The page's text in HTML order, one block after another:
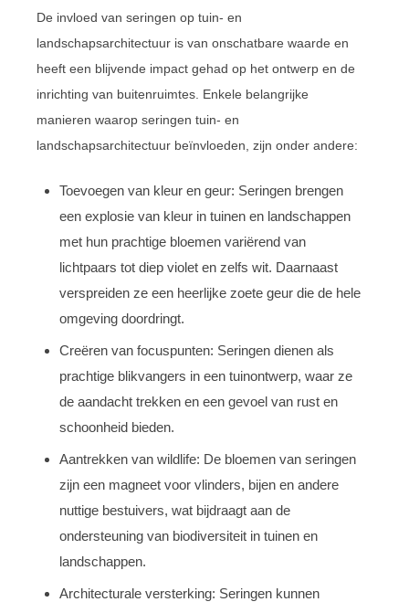
De invloed van seringen op tuin- en
landschapsarchitectuur is van onschatbare waarde en
heeft een blijvende impact gehad op het ontwerp en de
inrichting van buitenruimtes. Enkele belangrijke
manieren waarop seringen tuin- en
landschapsarchitectuur beïnvloeden, zijn onder andere:
Toevoegen van kleur en geur: Seringen brengen
een explosie van kleur in tuinen en landschappen
met hun prachtige bloemen variërend van
lichtpaars tot diep violet en zelfs wit. Daarnaast
verspreiden ze een heerlijke zoete geur die de hele
omgeving doordringt.
Creëren van focuspunten: Seringen dienen als
prachtige blikvangers in een tuinontwerp, waar ze
de aandacht trekken en een gevoel van rust en
schoonheid bieden.
Aantrekken van wildlife: De bloemen van seringen
zijn een magneet voor vlinders, bijen en andere
nuttige bestuivers, wat bijdraagt aan de
ondersteuning van biodiversiteit in tuinen en
landschappen.
Architecturale versterking: Seringen kunnen